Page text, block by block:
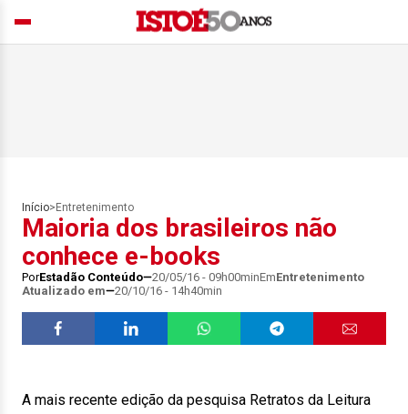
Início> Entretenimento
Maioria dos brasileiros não
conhece e-books
PorEstadão Conteúdo 20/05/16 - 09h00minEmEntretenimento
Atualizado em
20/10/16 - 14h40min
A mais recente edição da pesquisa Retratos da Leitura